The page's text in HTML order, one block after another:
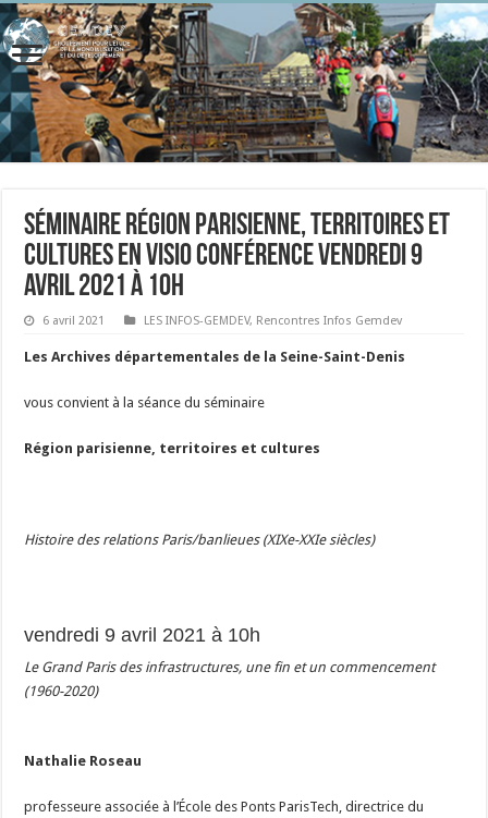
Séminaire Région parisienne, territoires et
cultures en visio conférence vendredi 9
avril 2021 à 10h
6 avril 2021 LES INFOS-GEMDEV, Rencontres Infos Gemdev
Les Archives départementales de la Seine-Saint-Denis
vous convient à la séance du séminaire
Région parisienne, territoires et cultures
Histoire des relations Paris/banlieues (XIXe-XXIe siècles)
vendredi 9 avril 2021 à 10h
Le Grand Paris des infrastructures, une fin et un commencement
(1960-2020)
Nathalie Roseau
professeure associée à l’École des Ponts ParisTech, directrice du